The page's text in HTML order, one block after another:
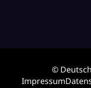
©
Impressum